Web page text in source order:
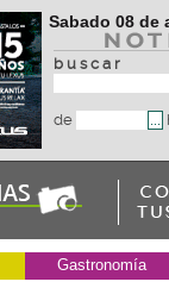
Sabado 08 de
b u s c a r
de
Gastronomía